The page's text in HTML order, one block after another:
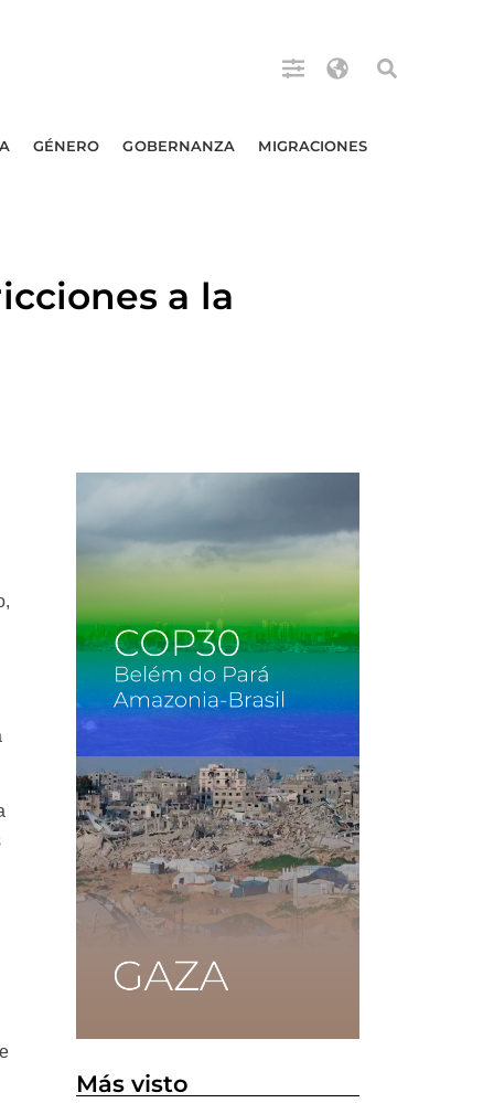
GÉNERO GOBERNANZA MIGRACIONES
a la
Más visto